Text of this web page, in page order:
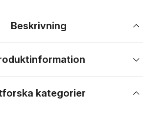
Beskrivning
kategorier